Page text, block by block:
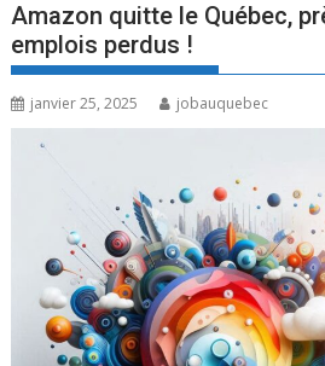
Amazon quitte le Québec,
emplois perdus !
janvier 25, 2025 jobauquebec